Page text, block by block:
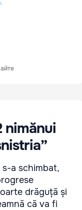
nimănui
s-a schimbat,
drăguță și
că va fi